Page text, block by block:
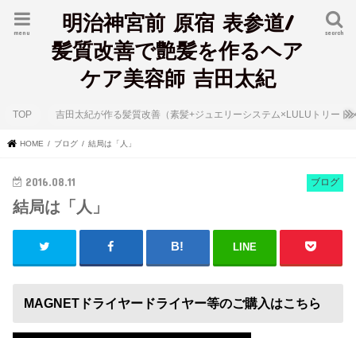
明治神宮前 原宿 表参道/
髪質改善で艶髪を作るヘア
ケア美容師 吉田太紀
search
menu
TOP 吉田太紀が作る髪質改善（素髪+ジュエリーシステム×LULUトリート
HOME ブログ 結局は「人」
ブログ
2016.08.11
結局は「人」
LINE
MAGNETドライヤードライヤー等のご購入はこちら